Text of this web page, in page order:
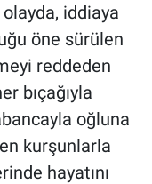
iddiaya
öne sürülen
reddeden
bıçağıyla
oğluna
kurşunlarla
hayatını